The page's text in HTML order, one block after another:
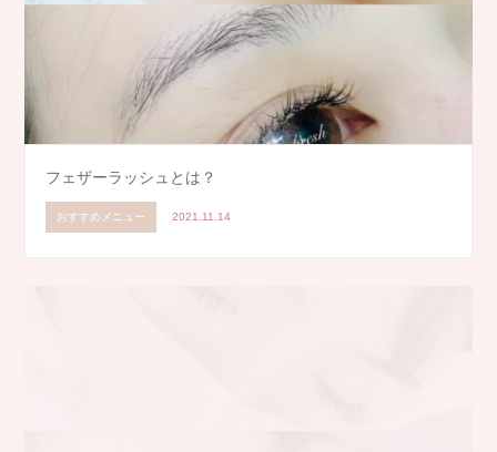
フェザーラッシュとは？
おすすめメニュー 2021.11.14